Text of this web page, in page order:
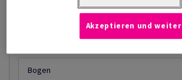
Bogen
Akzeptieren und weiter